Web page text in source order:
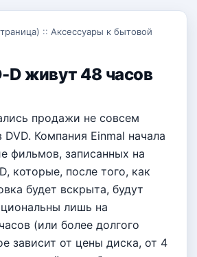
:: Аксессуары к бытовой
D живут 48 часов
продажи не совсем
Компания Einmal начала
фильмов, записанных на
которые, после того, как
будет вскрыта, будут
лишь на
(или более долгого
зависит от цены диска, от 4